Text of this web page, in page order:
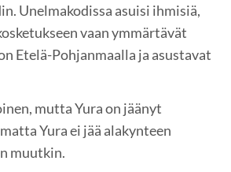
Unelmakodissa asuisi ihmisiä,
vaan ymmärtävät
Etelä-Pohjanmaalla ja asustavat
mutta Yura on jäänyt
Yura ei jää alakynteen
muutkin.